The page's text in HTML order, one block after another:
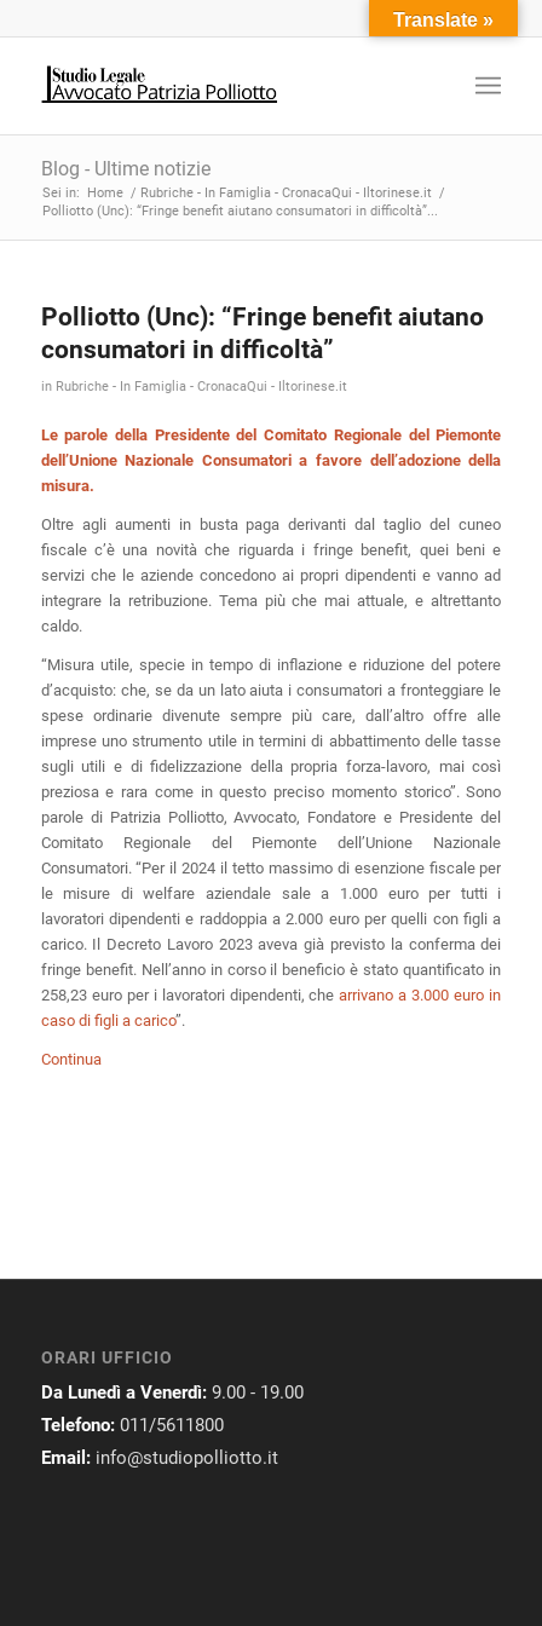
Blog - Ultime notizie
Sei in: Home / Rubriche - In Famiglia - CronacaQui - Iltorinese.it /
Polliotto (Unc): “Fringe benefit aiutano consumatori in difficoltà”...
Polliotto (Unc): “Fringe benefit aiutano
consumatori in difficoltà”
in Rubriche - In Famiglia - CronacaQui - Iltorinese.it
Le parole della Presidente del Comitato Regionale del Piemonte
dell’Unione Nazionale Consumatori a favore dell’adozione della
misura.
Oltre agli aumenti in busta paga derivanti dal taglio del cuneo
fiscale c’è una novità che riguarda i fringe benefit, quei beni e
servizi che le aziende concedono ai propri dipendenti e vanno ad
integrare la retribuzione. Tema più che mai attuale, e altrettanto
caldo.
“Misura utile, specie in tempo di inflazione e riduzione del potere
d’acquisto: che, se da un lato aiuta i consumatori a fronteggiare le
spese ordinarie divenute sempre più care, dall’altro offre alle
imprese uno strumento utile in termini di abbattimento delle tasse
sugli utili e di fidelizzazione della propria forza-lavoro, mai così
preziosa e rara come in questo preciso momento storico”. Sono
parole di Patrizia Polliotto, Avvocato, Fondatore e Presidente del
Comitato Regionale del Piemonte dell’Unione Nazionale
Consumatori. “Per il 2024 il tetto massimo di esenzione fiscale per
le misure di welfare aziendale sale a 1.000 euro per tutti i
lavoratoridipendenti e raddoppia a2.000 europer quelli configli a
carico. Il Decreto Lavoro 2023 aveva già previsto la conferma dei
fringe benefit. Nell’anno in corso il beneficio è stato quantificato in
258,23 euro per i lavoratori dipendenti, chearrivano a 3.000 euro in
caso di figli a carico”.
Continua
ORARI UFFICIO
Da Lunedì a Venerdì: 9.00 - 19.00
Telefono: 011/5611800
Email: info@studiopolliotto.it
Translate »